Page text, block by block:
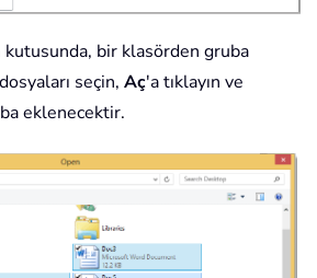
bir klasörden gruba
seçin, Aç'a tıklayın ve
eklenecektir.